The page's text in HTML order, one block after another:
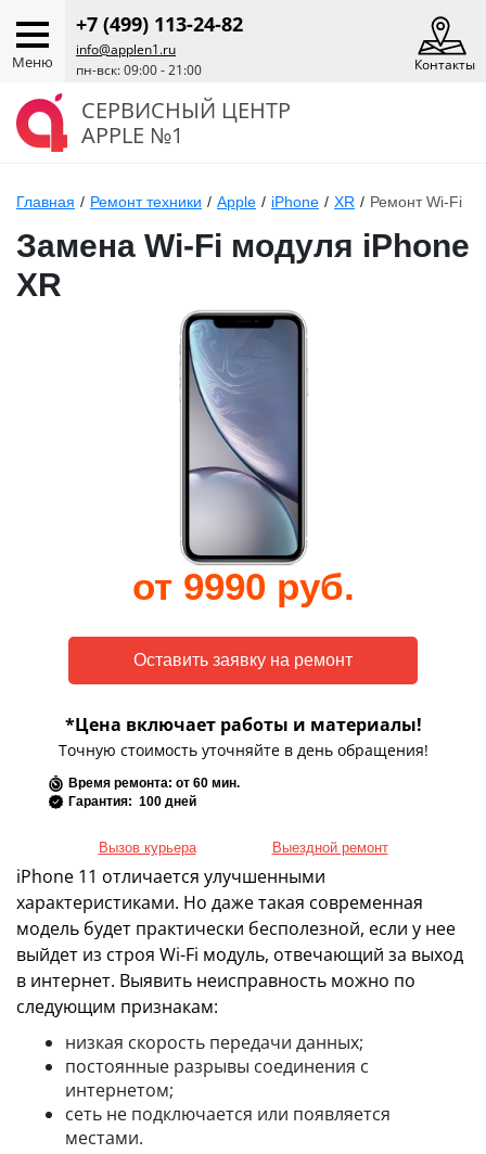
Меню
+7 (499) 113-24-82
info@applen1.ru
пн-вск: 09:00 - 21:00
Контакты
СЕРВИСНЫЙ ЦЕНТР
APPLE №1
Главная / Ремонт техники / Apple / iPhone / XR / Ремонт Wi-Fi
Замена Wi-Fi модуля iPhone
XR
от 9990 руб.
*Цена включает работы и материалы!
Точную стоимость уточняйте в день обращения!
Время ремонта: от 60 мин.
Гарантия: 100 дней
Вызов курьера Выездной ремонт
iPhone 11 отличается улучшенными
характеристиками. Но даже такая современная
модель будет практически бесполезной, если у нее
выйдет из строя Wi-Fi модуль, отвечающий за выход
в интернет. Выявить неисправность можно по
следующим признакам:
низкая скорость передачи данных;
постоянные разрывы соединения с
интернетом;
сеть не подключается или появляется
местами.